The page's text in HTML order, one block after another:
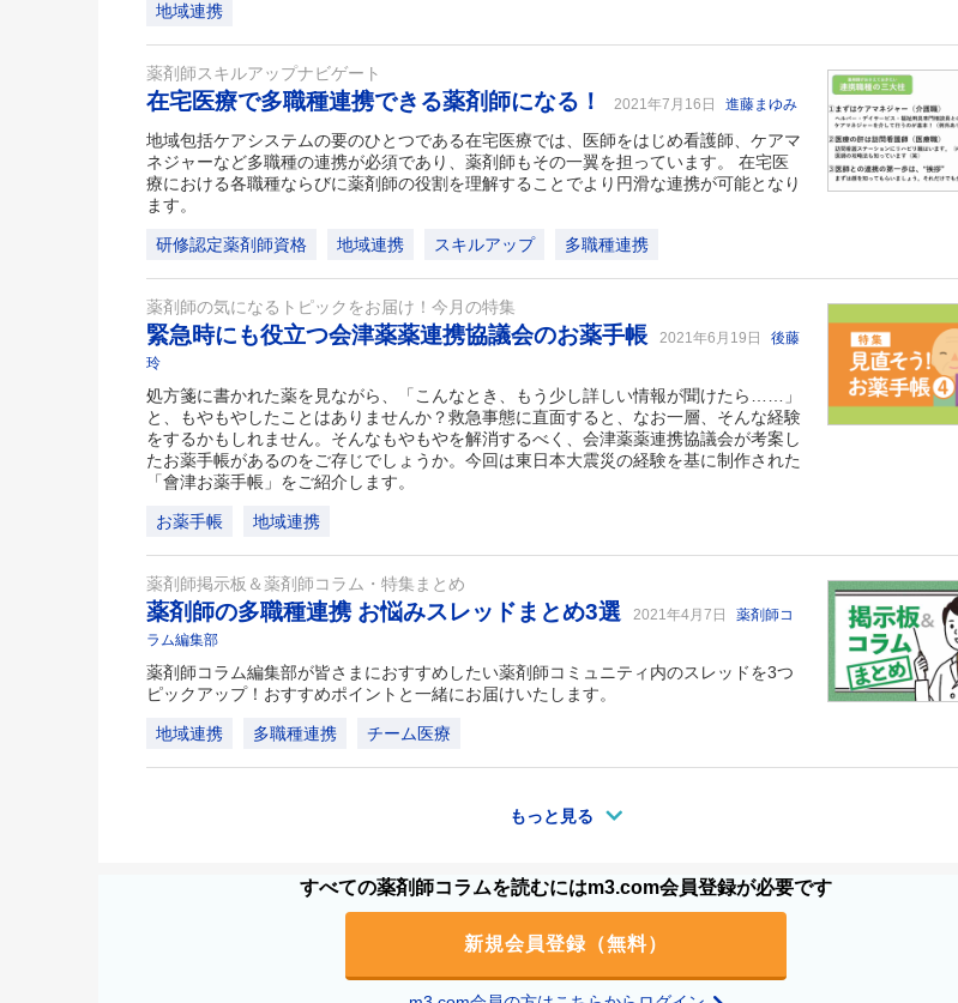
地域連携
薬剤師スキルアップナビゲート
在宅医療で多職種連携できる薬剤師になる！ 2021年7月16日 進藤まゆみ
地域包括ケアシステムの要のひとつである在宅医療では、医師をはじめ看護師、ケアマ
ネジャーなど多職種の連携が必須であり、薬剤師もその一翼を担っています。 在宅医
療における各職種ならびに薬剤師の役割を理解することでより円滑な連携が可能となり
ます。
研修認定薬剤師資格 地域連携 スキルアップ 多職種連携
薬剤師の気になるトピックをお届け！今月の特集
緊急時にも役立つ会津薬薬連携協議会のお薬手帳 2021年6月19日
後藤
玲
処方箋に書かれた薬を見ながら、「こんなとき、もう少し詳しい情報が聞けたら……」
と、もやもやしたことはありませんか？救急事態に直面すると、なお一層、そんな経験
をするかもしれません。そんなもやもやを解消するべく、会津薬薬連携協議会が考案し
たお薬手帳があるのをご存じでしょうか。今回は東日本大震災の経験を基に制作された
「會津お薬手帳」をご紹介します。
お薬手帳 地域連携
薬剤師掲示板＆薬剤師コラム・特集まとめ
薬剤師の多職種連携 お悩みスレッドまとめ3選 2021年4月7日
薬剤師コ
ラム編集部
薬剤師コラム編集部が皆さまにおすすめしたい薬剤師コミュニティ内のスレッドを3つ
ピックアップ！おすすめポイントと一緒にお届けいたします。
地域連携 多職種連携 チーム医療
もっと見る
すべての薬剤師コラムを読むにはm3.com会員登録が必要です
新規会員登録（無料）